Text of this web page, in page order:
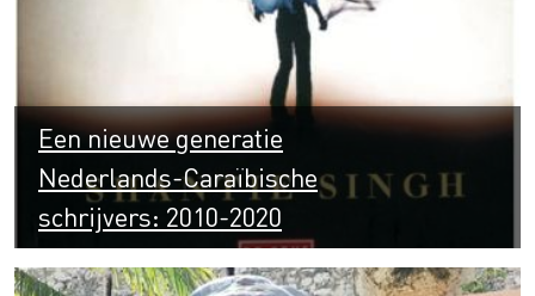
Een nieuwe generatie
Nederlands-Caraïbische
schrijvers: 2010-2020